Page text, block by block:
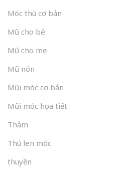
Móc thú cơ bản
Mũ cho bé
Mũ cho mẹ
Mũ nón
Mũi móc cơ bản
Mũi móc họa tiết
Thảm
Thú len móc
thuyền